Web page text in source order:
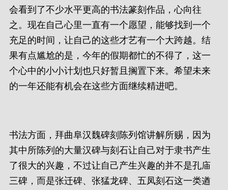
会看到了不少水平更高的书法篆刻作品，心向往
之。现在自己心里一直有一个愿望，能够找到一个
充足的时间，让自己的这些才艺有一个大跨越。结
果有点尴尬的是，今年的假期都忙的不得了，这一
个心中的小小计划也只好暂且搁置下来。希望未来
的一年还能有机会在这些方面继续精进吧。
书法方面，拜曲阜汉魏碑刻陈列馆讲解所赐，因为
其中所陈列的大量汉碑与刻石让自己对于隶书产生
了很大的兴趣，不过让自己产生兴趣的并不是孔庙
三碑，而是张迁碑、张猛龙碑、五凤刻石这一类遒